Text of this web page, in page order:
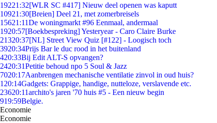
19221:32[WLR SC #417] Nieuw deel openen was kaputt
10921:30[Breien] Deel 21, met zomerbreisels
15621:11De woningmarkt #96 Eenmaal, andermaal
1920:57[Boekbespreking] Yesteryear - Caro Claire Burke
21320:37[NL] Street View Quiz [#122] - Loogisch toch
3920:34Prijs Bar le duc rood in het buitenland
420:33Bij Edit ALT-S opvangen?
2420:31Petitie behoud npo 5 Soul & Jazz
7020:17Aanbrengen mechanische ventilatie zinvol in oud huis?
1 20:14Gadgets: Grappige, handige, nutteloze, verslavende etc.
23620:11archito's jaren '70 huis #5 - Een nieuw begin
919:59Belgie.
Economie
Economie